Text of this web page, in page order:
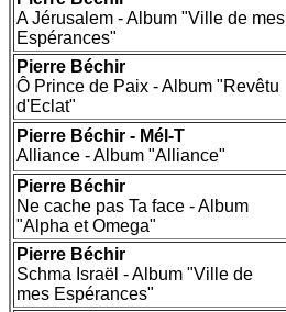
A Jérusalem - Album "Ville de mes
Espérances"
Pierre Béchir
Ô Prince de Paix - Album "Revêtu
d'Eclat"
Pierre Béchir - Mél-T
Alliance - Album "Alliance"
Pierre Béchir
Ne cache pas Ta face - Album
"Alpha et Omega"
Pierre Béchir
Schma Israël - Album "Ville de
mes Espérances"